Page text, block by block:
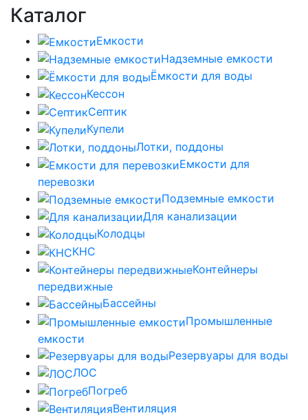
Каталог
Емкости
Надземные емкости
Ёмкости для воды
Кессон
Септик
Купели
Лотки, поддоны
Емкости для
перевозки
Подземные емкости
Для канализации
Колодцы
КНС
Контейнеры
передвижные
Бассейны
Промышленные
емкости
Резервуары для воды
ЛОС
Погреб
Вентиляция